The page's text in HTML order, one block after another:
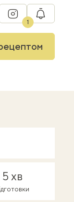
instagram
1
5 хв